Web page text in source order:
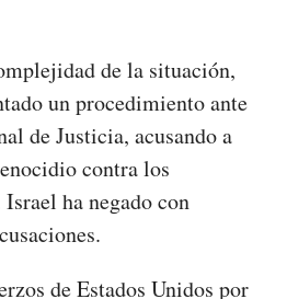
de la situación,
un procedimiento ante
de Justicia, acusando a
contra los
ha negado con
de Estados Unidos por